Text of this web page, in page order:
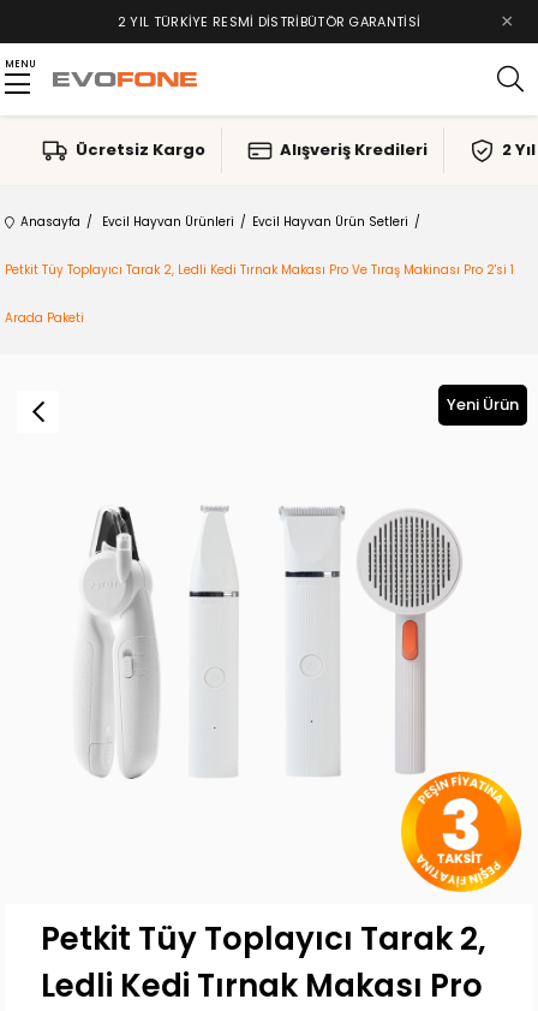
2 YIL TÜRKIYE RESMI DISTRIBÜTÖR GARANTISI ×
MENU
Ücretsiz Kargo Alışveriş Kredileri 2
Anasayfa Evcil Hayvan Ürünleri Evcil Hayvan Ürün Setleri
Petkit Tüy Toplayıcı Tarak 2, Ledli Kedi Tırnak Makası Pro Ve Tıraş Makinası Pro 2'si 1
Arada Paketi
Yeni Ürün
Petkit Tüy Toplayıcı Tarak 2,
Ledli Kedi Tırnak Makası Pro